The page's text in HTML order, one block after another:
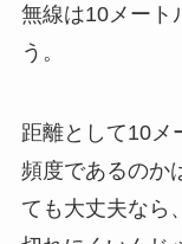
無線は10メート
う。
距離として10メ
頻度であるのか
ても大丈夫なら